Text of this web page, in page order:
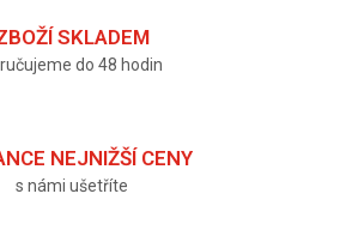
SKLADEM
do 48 hodin
NEJNIŽŠÍ CENY
s námi ušetříte